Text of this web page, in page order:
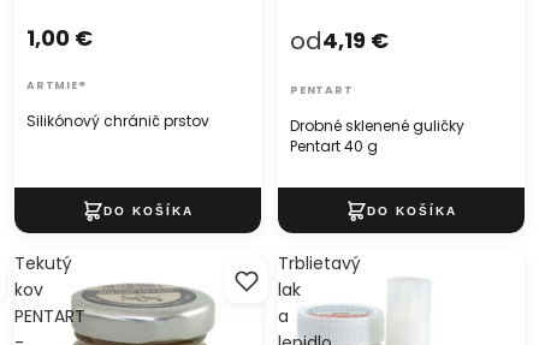
Silikónový chránič prstov
1,00 €
ARTMIE®
Drobné sklenené guličky
Pentart 40 g
od4,19 €
PENTART
Tekutý
kov
PENTART
Trblietavý
lak
a